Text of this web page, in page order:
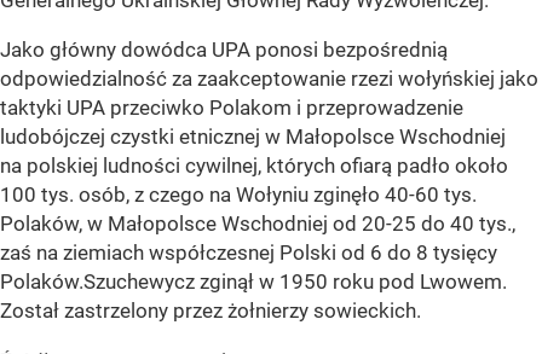
Jako główny dowódca UPA ponosi bezpośrednią
odpowiedzialność za zaakceptowanie rzezi wołyńskiej jako
taktyki UPA przeciwko Polakom i przeprowadzenie
ludobójczej czystki etnicznej w Małopolsce Wschodniej
na polskiej ludności cywilnej, których ofiarą padło około
100 tys. osób, z czego na Wołyniu zginęło 40-60 tys.
Polaków, w Małopolsce Wschodniej od 20-25 do 40 tys.,
zaś na ziemiach współczesnej Polski od 6 do 8 tysięcy
Polaków.Szuchewycz zginął w 1950 roku pod Lwowem.
Został zastrzelony przez żołnierzy sowieckich.